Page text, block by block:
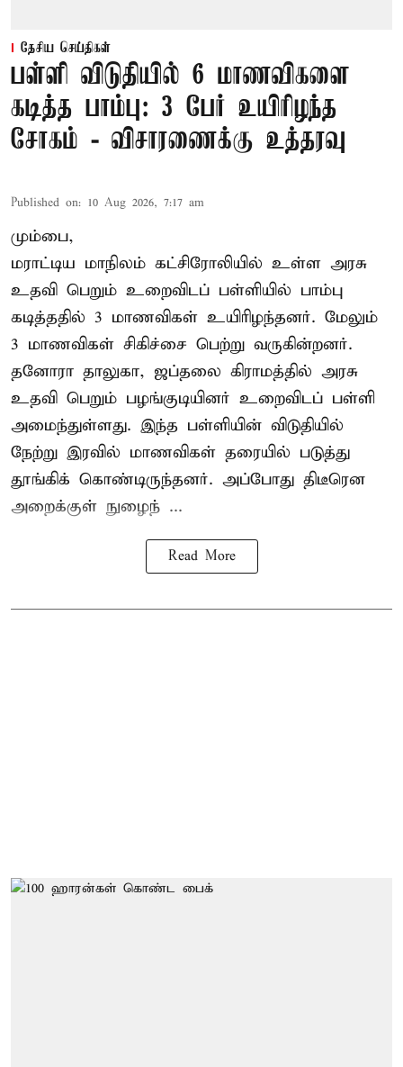
தேசிய செய்திகள்
பள்ளி விடுதியில் 6 மாணவிகளை
கடித்த பாம்பு: 3 பேர் உயிரிழந்த
சோகம் - விசாரணைக்கு உத்தரவு
Published on: 10 Aug 2026, 7:17 am
மும்பை,
மராட்டிய மாநிலம் கட்சிரோலியில் உள்ள அரசு
உதவி பெறும் உறைவிடப் பள்ளியில் பாம்பு
கடித்ததில் 3 மாணவிகள் உயிரிழந்தனர். மேலும்
3 மாணவிகள் சிகிச்சை பெற்று வருகின்றனர்.
தனோரா தாலுகா, ஜப்தலை கிராமத்தில் அரசு
உதவி பெறும் பழங்குடியினர் உறைவிடப் பள்ளி
அமைந்துள்ளது. இந்த பள்ளியின் விடுதியில்
நேற்று இரவில் மாணவிகள் தரையில் படுத்து
தூங்கிக் கொண்டிருந்தனர். அப்போது திடீரென
அறைக்குள் நுழைந் ...
Read More